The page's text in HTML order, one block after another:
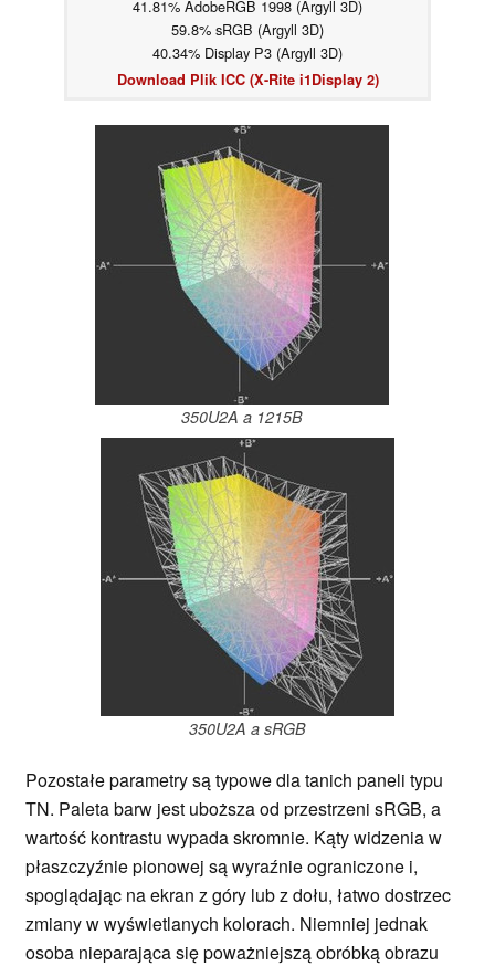
41.81% AdobeRGB 1998 (Argyll 3D)
59.8% sRGB (Argyll 3D)
40.34% Display P3 (Argyll 3D)
Download Plik ICC (X-Rite i1Display 2)
350U2A a 1215B
350U2A a sRGB
Pozostałe parametry są typowe dla tanich paneli typu
TN. Paleta barw jest uboższa od przestrzeni sRGB, a
wartość kontrastu wypada skromnie. Kąty widzenia w
płaszczyźnie pionowej są wyraźnie ograniczone i,
spoglądając na ekran z góry lub z dołu, łatwo dostrzec
zmiany w wyświetlanych kolorach. Niemniej jednak
osoba nieparająca się poważniejszą obróbką obrazu